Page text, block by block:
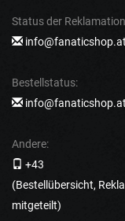
Status der
info@fanaticshop.at
Bestellstatus:
info@fanaticshop.at
Andere:
+43
(Bestellübersicht,
mitgeteilt)